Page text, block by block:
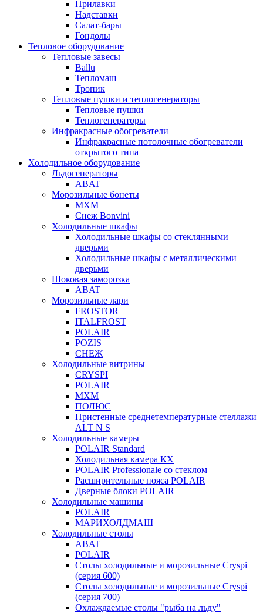
Прилавки
Надставки
Салат-бары
Гондолы
Тепловое оборудование
Тепловые завесы
Ballu
Тепломаш
Тропик
Тепловые пушки и теплогенераторы
Тепловые пушки
Теплогенераторы
Инфракрасные обогреватели
Инфракрасные потолочные обогреватели
открытого типа
Холодильное оборудование
Льдогенераторы
ABAT
Морозильные бонеты
МХМ
Снеж Bonvini
Холодильные шкафы
Холодильные шкафы cо стеклянными
дверьми
Холодильные шкафы с металлическими
дверьми
Шоковая заморозка
ABAT
Морозильные лари
FROSTOR
ITALFROST
POLAIR
POZIS
СНЕЖ
Холодильные витрины
CRYSPI
POLAIR
МХМ
ПОЛЮС
Пристенные среднетемпературные стеллажи
ALT N S
Холодильные камеры
POLAIR Standard
Холодильная камера КХ
POLAIR Professionale со стеклом
Расширительные пояса POLAIR
Дверные блоки POLAIR
Холодильные машины
POLAIR
МАРИХОЛДМАШ
Холодильные столы
ABAT
POLAIR
Столы холодильные и морозильные Cryspi
(серия 600)
Столы холодильные и морозильные Cryspi
(серия 700)
Охлаждаемые столы "рыба на льду"